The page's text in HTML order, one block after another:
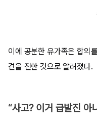
이에 공분한 유가족은 합의
견을 전한 것으로 알려졌다.
“사고? 이거 급발진 아